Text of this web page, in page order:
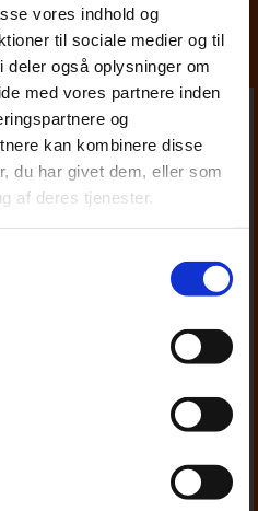
vores indhold og
til sociale medier og til
også oplysninger om
med vores partnere inden
og
kan kombinere disse
du har givet dem, eller som
af deres tjenester.